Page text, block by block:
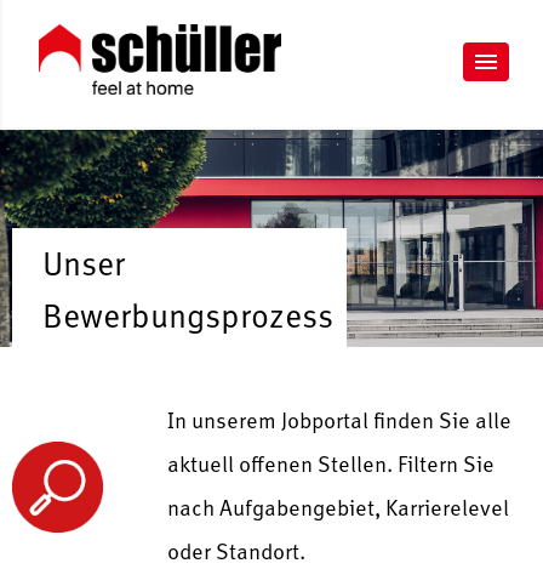
Unser
Bewerbungsprozess
In unserem Jobportal finden Sie alle
aktuell offenen Stellen. Filtern Sie
nach Aufgabengebiet, Karrierelevel
oder Standort.